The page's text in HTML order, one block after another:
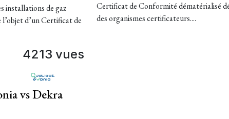
installations de gaz
d’un Certificat de
4213 vues
Certificat de Conformité dématérialisé
des organismes certificateurs....
vs Dekra